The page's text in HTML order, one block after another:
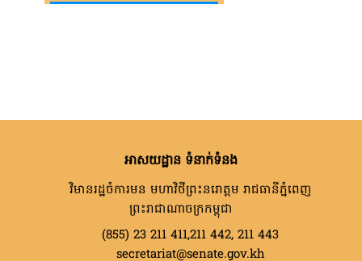
អាសយដ្ឋាន ទំនាក់ទំនង
វិមានរដ្ឋចំការមន មហាវិថីព្រះនរោត្តម រាជធានីភ្នំពេញ
ព្រះរាជាណាចក្រកម្ពុជា
(855) 23 211 411,211 442, 211 443
secretariat@senate.gov.kh